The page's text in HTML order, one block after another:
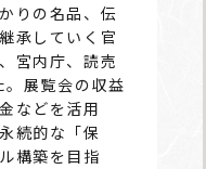
りの名品、伝
承していく官
宮内庁、読売
展覧会の収益
などを活用
続的な「保
構築を目指